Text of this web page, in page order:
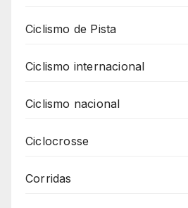
Ciclismo de Pista
Ciclismo internacional
Ciclismo nacional
Ciclocrosse
Corridas